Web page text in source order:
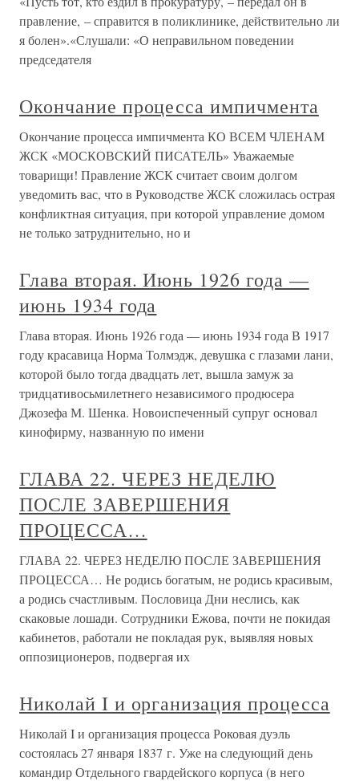
правление, – справится в поликлинике, действительно ли
я болен».«Слушали: «О неправильном поведении
председателя
Окончание процесса импичмента
Окончание процесса импичмента КО ВСЕМ ЧЛЕНАМ
ЖСК «МОСКОВСКИЙ ПИСАТЕЛЬ» Уважаемые
товарищи! Правление ЖСК считает своим долгом
уведомить вас, что в Руководстве ЖСК сложилась острая
конфликтная ситуация, при которой управление домом
не только затруднительно, но и
Глава вторая. Июнь 1926 года —
июнь 1934 года
Глава вторая. Июнь 1926 года — июнь 1934 года В 1917
году красавица Норма Толмэдж, девушка с глазами лани,
которой было тогда двадцать лет, вышла замуж за
тридцативосьмилетнего независимого продюсера
Джозефа М. Шенка. Новоиспеченный супруг основал
кинофирму, названную по имени
ГЛАВА 22. ЧЕРЕЗ НЕДЕЛЮ
ПОСЛЕ ЗАВЕРШЕНИЯ
ПРОЦЕССА…
ГЛАВА 22. ЧЕРЕЗ НЕДЕЛЮ ПОСЛЕ ЗАВЕРШЕНИЯ
ПРОЦЕССА… Не родись богатым, не родись красивым,
а родись счастливым. Пословица Дни неслись, как
скаковые лошади. Сотрудники Ежова, почти не покидая
кабинетов, работали не покладая рук, выявляя новых
оппозиционеров, подвергая их
Николай I и организация процесса
Николай I и организация процесса Роковая дуэль
состоялась 27 января 1837 г. Уже на следующий день
командир Отдельного гвардейского корпуса (в него